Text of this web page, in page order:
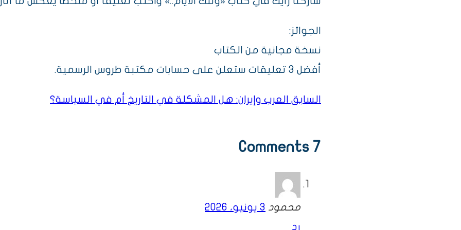
الجوائز:
نسخة مجانية من الكتاب
أفضل 3 تعليقات ستعلن على حسابات مكتبة طروس الرسمية.
المقالات
السابق العرب وإيران: هل المشكلة في التاريخ أم في السياسة؟
7 Comments
محمود 3 يونيو، 2026
رد